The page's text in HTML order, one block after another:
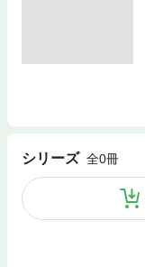
シリーズ 全0冊